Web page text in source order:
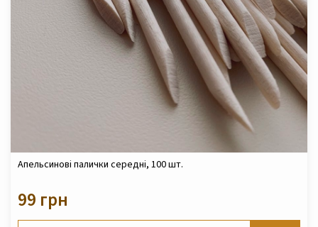
Апельсинові палички середні, 100 шт.
99 грн